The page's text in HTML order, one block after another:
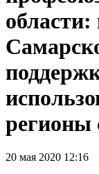
регионы
20 мая 2020 12:16